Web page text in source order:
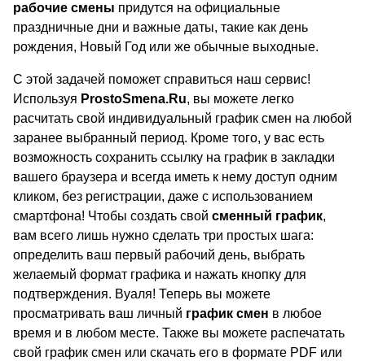
рабочие смены придутся на официальные
праздничные дни и важные даты, такие как день
рождения, Новый Год или же обычные выходные.
С этой задачей поможет справиться наш сервис!
Используя ProstoSmena.Ru, вы можете легко
расчитать свой индивидуальный график смен на любой
заранее выбранный период. Кроме того, у вас есть
возможность сохранить ссылку на график в закладки
вашего браузера и всегда иметь к нему доступ одним
кликом, без регистрации, даже с использованием
смартфона! Чтобы создать свой сменный график,
вам всего лишь нужно сделать три простых шага:
определить ваш первый рабочий день, выбрать
желаемый формат графика и нажать кнопку для
подтверждения. Вуаля! Теперь вы можете
просматривать ваш личный график смен в любое
время и в любом месте. Также вы можете распечатать
свой график смен или скачать его в формате PDF или